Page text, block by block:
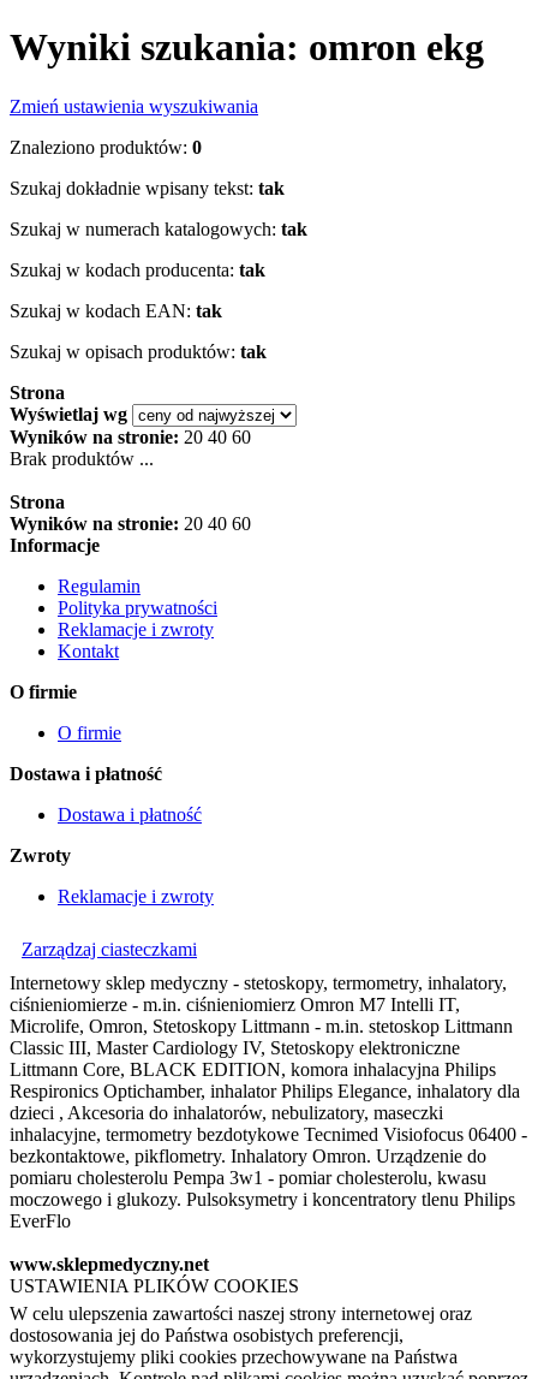
Wyniki szukania: omron ekg
Zmień ustawienia wyszukiwania
Znaleziono produktów: 0
Szukaj dokładnie wpisany tekst: tak
Szukaj w numerach katalogowych: tak
Szukaj w kodach producenta: tak
Szukaj w kodach EAN: tak
Szukaj w opisach produktów: tak
Strona
Wyświetlaj wg
Wyników na stronie: 20 40 60
Brak produktów ...
Strona
Wyników na stronie: 20 40 60
Informacje
Regulamin
Polityka prywatności
Reklamacje i zwroty
Kontakt
O firmie
O firmie
Dostawa i płatność
Dostawa i płatność
Zwroty
Reklamacje i zwroty
Zarządzaj ciasteczkami
Internetowy sklep medyczny - stetoskopy, termometry, inhalatory,
ciśnieniomierze - m.in. ciśnieniomierz Omron M7 Intelli IT,
Microlife, Omron, Stetoskopy Littmann - m.in. stetoskop Littmann
Classic III, Master Cardiology IV, Stetoskopy elektroniczne
Littmann Core, BLACK EDITION, komora inhalacyjna Philips
Respironics Optichamber, inhalator Philips Elegance, inhalatory dla
dzieci , Akcesoria do inhalatorów, nebulizatory, maseczki
inhalacyjne, termometry bezdotykowe Tecnimed Visiofocus 06400 -
bezkontaktowe, pikflometry. Inhalatory Omron. Urządzenie do
pomiaru cholesterolu Pempa 3w1 - pomiar cholesterolu, kwasu
moczowego i glukozy. Pulsoksymetry i koncentratory tlenu Philips
EverFlo
www.sklepmedyczny.net
USTAWIENIA PLIKÓW COOKIES
W celu ulepszenia zawartości naszej strony internetowej oraz
dostosowania jej do Państwa osobistych preferencji,
wykorzystujemy pliki cookies przechowywane na Państwa